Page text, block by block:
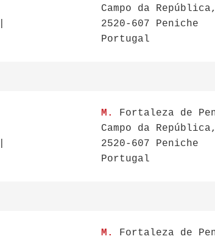
Campo da
2520-607 Peniche
Portugal
M.
Fortaleza de
Campo da
2520-607 Peniche
Portugal
M.
Fortaleza de